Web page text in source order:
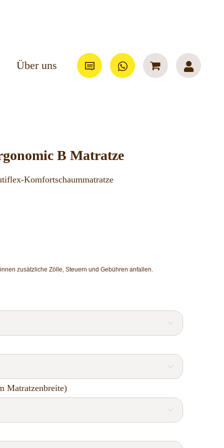
Über uns
B Matratze
Komfortschaummatratze
zusätzliche Zölle, Steuern und Gebühren anfallen.


Matratzenbreite)
